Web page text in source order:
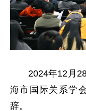
2024年12月
海市国际关系学
辞。